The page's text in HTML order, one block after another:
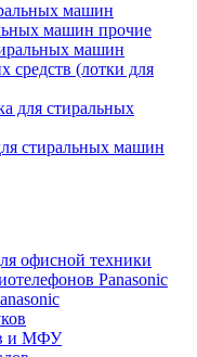
машин
машин прочие
машин
(лотки для
для стиральных
стиральных машин
офисной техники
Panasonic
и МФУ